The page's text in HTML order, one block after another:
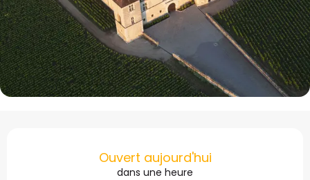
Ouverture et
Ouvert aujourd'hui
dans une heure